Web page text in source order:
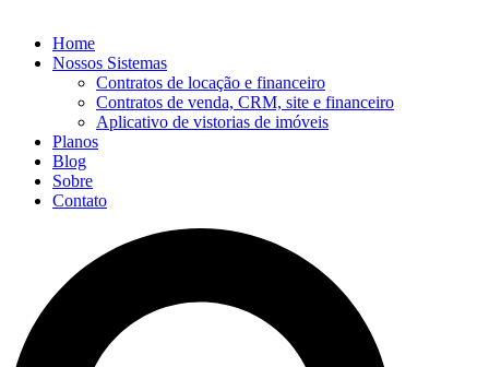
Home
Nossos Sistemas
Contratos de locação e financeiro
Contratos de venda, CRM, site e financeiro
Aplicativo de vistorias de imóveis
Planos
Blog
Sobre
Contato